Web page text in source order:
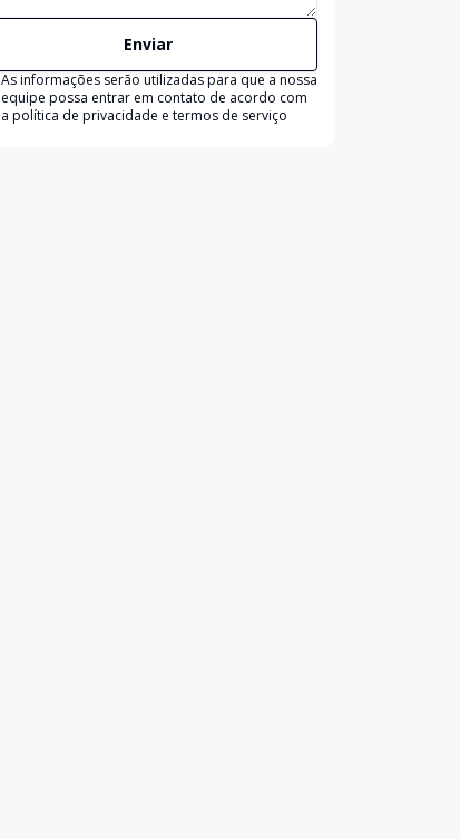
Enviar
As informações serão utilizadas para que a nossa
equipe possa entrar em contato de acordo com
a política de privacidade e termos de serviço